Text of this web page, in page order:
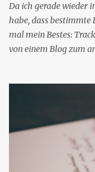
Da ich gerade wieder
habe, dass
mal mein Bestes:
von einem Blog zum
was ich zu deinem
Nachrichtenfunktion
'TrackbackURL' des
Parameter übergibt
Beitrags). Praktisch